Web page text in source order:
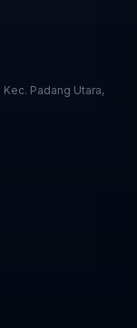
Padang Utara,